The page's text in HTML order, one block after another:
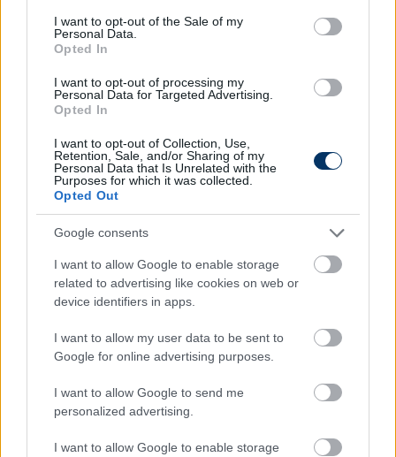
consent section.
I want to opt-out of the Sale of my
Personal Data.
Opted In
I want to opt-out of processing my
Personal Data for Targeted Advertising.
Opted In
I want to opt-out of Collection, Use,
Retention, Sale, and/or Sharing of my
Personal Data that Is Unrelated with the
Purposes for which it was collected.
Opted Out
Google consents
I want to allow Google to enable storage
related to advertising like cookies on web or
device identifiers in apps.
I want to allow my user data to be sent to
Google for online advertising purposes.
I want to allow Google to send me
personalized advertising.
I want to allow Google to enable storage
NB I: Pár éve még Mbappéék ellen
játszott az egyik topligában, most a
Fradival hozták szóba - sajtóhír
A Ferencváros mellett a Deportivo érdeklődéséről is ír
a neves francia portál Senou Coulibaly kapcsán.
Itt állíthatod be, hogy a Csakfoci az elsők
között legyen a Google-találatokban
Tetszett a cikk? Megosztanád?
Email küldés
#PAKS #EL-SELEJTEZŐ #CFR CLUJ
#KENNETH
OMERUO